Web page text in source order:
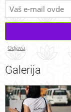
Odjava
Galerija